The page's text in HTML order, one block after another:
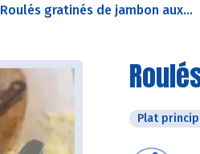
Roulés gratinés de jambon aux...
Plat